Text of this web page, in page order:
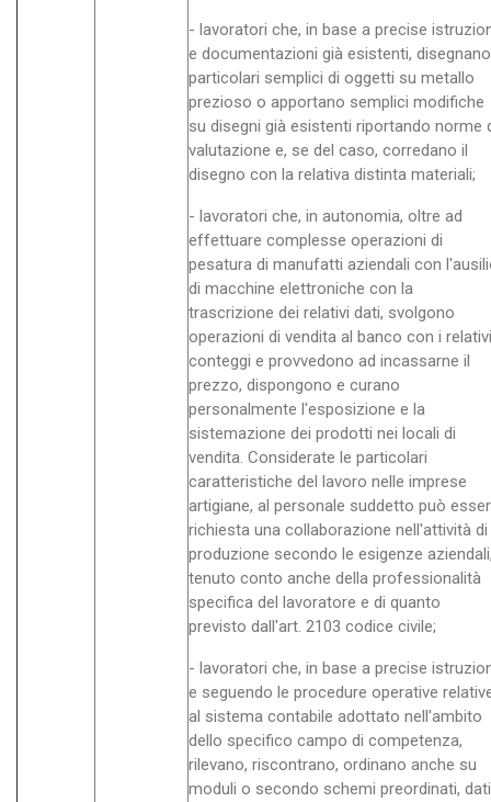
- lavoratori che, in base a precise
e documentazioni già esistenti, disegnano
particolari semplici di oggetti su metallo
prezioso o apportano semplici modifiche
su disegni già esistenti riportando norme
valutazione e, se del caso, corredano il
disegno con la relativa distinta materiali;
- lavoratori che, in autonomia, oltre ad
effettuare complesse operazioni di
pesatura di manufatti aziendali con
di macchine elettroniche con la
trascrizione dei relativi dati, svolgono
operazioni di vendita al banco con i relativi
conteggi e provvedono ad incassarne il
prezzo, dispongono e curano
personalmente l'esposizione e la
sistemazione dei prodotti nei locali di
vendita. Considerate le particolari
caratteristiche del lavoro nelle imprese
artigiane, al personale suddetto può
richiesta una collaborazione nell'attività di
produzione secondo le esigenze
tenuto conto anche della professionalità
specifica del lavoratore e di quanto
previsto dall'art. 2103 codice civile;
- lavoratori che, in base a precise
e seguendo le procedure operative
al sistema contabile adottato nell'ambito
dello specifico campo di competenza,
rilevano, riscontrano, ordinano anche su
moduli o secondo schemi preordinati, dati